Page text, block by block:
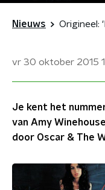
Nieuws
vr 30 oktober 2015
Je kent het
van Amy
door Oscar & The